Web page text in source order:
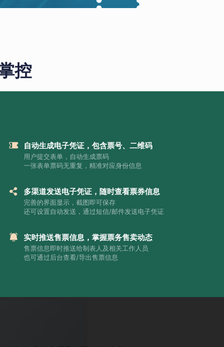
控
自动生成电子凭证，包含票号、二维码
用户提交表单，自动生成票码
一张表单票码无重复，精准对应身份信息
多渠道发送电子凭证，随时查看票券信息
完善的界面显示，截图即可保存
还可设置自动发送，通过短信/邮件发送电子凭证
实时推送售票信息，掌握票务售卖动态
售票信息即时推送给制表人及相关工作人员
也可通过后台查看/导出售票信息